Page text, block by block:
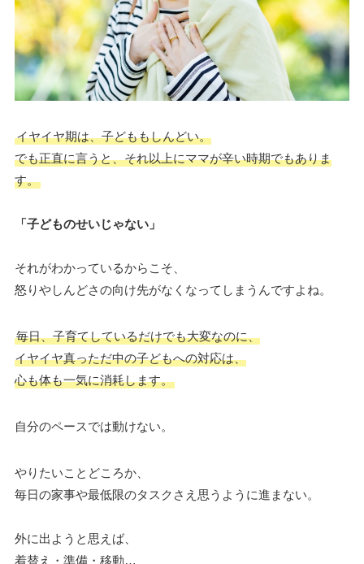
イヤイヤ期は、子どももしんどい。
でも正直に言うと、それ以上にママが辛い時期でもありま
す。
「子どものせいじゃない」
それがわかっているからこそ、
怒りやしんどさの向け先がなくなってしまうんですよね。
毎日、子育てしているだけでも大変なのに、
イヤイヤ真っただ中の子どもへの対応は、
心も体も一気に消耗します。
自分のペースでは動けない。
やりたいことどころか、
毎日の家事や最低限のタスクさえ思うように進まない。
外に出ようと思えば、
着替え・準備・移動…